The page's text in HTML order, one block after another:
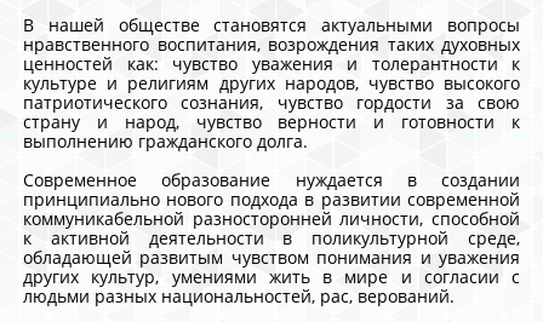
В нашей обществе становятся актуальными вопросы
нравственного воспитания, возрождения таких духовных
ценностей как: чувство уважения и толерантности к
культуре и религиям других народов, чувство высокого
патриотического сознания, чувство гордости за свою
страну и народ, чувство верности и готовности к
выполнению гражданского долга.
Современное образование нуждается в создании
принципиально нового подхода в развитии современной
коммуникабельной разносторонней личности, способной
к активной деятельности в поликультурной среде,
обладающей развитым чувством понимания и уважения
других культур, умениями жить в мире и согласии с
людьми разных национальностей, рас, верований.